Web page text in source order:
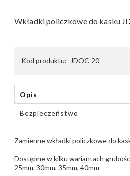
Wkładki policzkowe do kasku
Kod produktu: JDOC-20
Opis
Bezpieczeństwo
Zamienne wkładki policzkowe do
Dostępne w kilku wariantach
25mm, 30mm, 35mm, 40mm